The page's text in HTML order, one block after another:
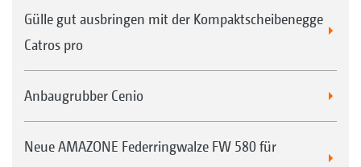
Gülle gut ausbringen mit der Kompaktscheibenegge
Catros pro
Anbaugrubber Cenio
Neue AMAZONE Federringwalze FW 580 für